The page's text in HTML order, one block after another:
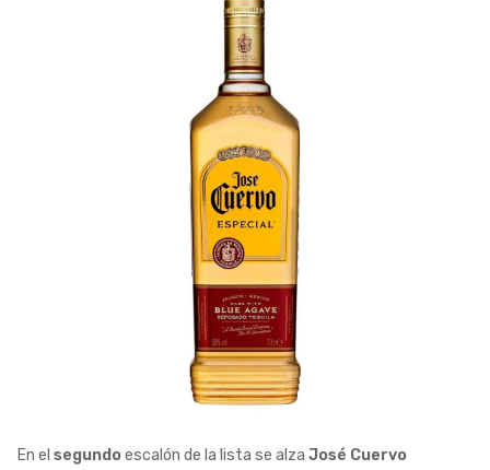
En el segundoescalón de la lista se alza José Cuervo